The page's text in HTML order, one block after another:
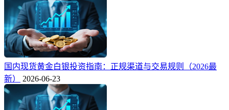
国内现货黄金白银投资指南：正规渠道与交易规则（2026最
新）
2026-06-23